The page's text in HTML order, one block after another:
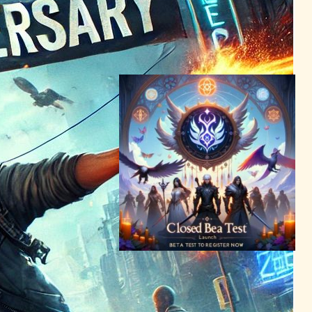
がプレイヤーを待つ
VR/ARニュース｜
テクノロジーとエンターテインメント
2024年6月30日8:22
「Immortal Rising 2」クロ
ーズドベータテスト開始！参
加登録は今すぐ